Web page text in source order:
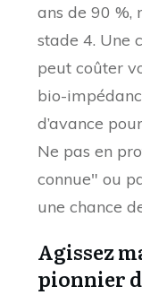
ans de 90 %,
stade 4. Une
peut coûter
bio-
d’avance
Ne pas en
connue" ou
une chance
Agissez
pionnier